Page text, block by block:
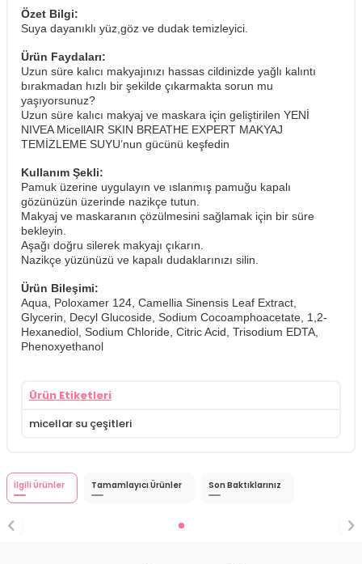
Özet Bilgi:
Suya dayanıklı yüz,göz ve dudak temizleyici.
Ürün Faydaları:
Uzun süre kalıcı makyajınızı hassas cildinizde yağlı kalıntı
bırakmadan hızlı bir şekilde çıkarmakta sorun mu
yaşıyorsunuz?
Uzun süre kalıcı makyaj ve maskara için geliştirilen YENİ
NIVEA MicellAIR SKIN BREATHE EXPERT MAKYAJ
TEMİZLEME SUYU’nun gücünü keşfedin
Kullanım Şekli:
Pamuk üzerine uygulayın ve ıslanmış pamuğu kapalı
gözünüzün üzerinde nazikçe tutun.
Makyaj ve maskaranın çözülmesini sağlamak için bir süre
bekleyin.
Aşağı doğru silerek makyajı çıkarın.
​Nazikçe yüzünüzü ve kapalı dudaklarınızı silin.
Ürün Bileşimi:
Aqua, Poloxamer 124, Camellia Sinensis Leaf Extract,
Glycerin, Decyl Glucoside, Sodium Cocoamphoacetate, 1,2-
Hexanediol, Sodium Chloride, Citric Acid, Trisodium EDTA,
Phenoxyethanol
Ürün Etiketleri
micellar su çeşitleri
İlgili Ürünler Tamamlayıcı Ürünler Son Baktıklarınız